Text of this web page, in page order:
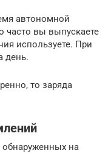
автономной
часто вы выпускаете
используете. При
день.
то заряда
на